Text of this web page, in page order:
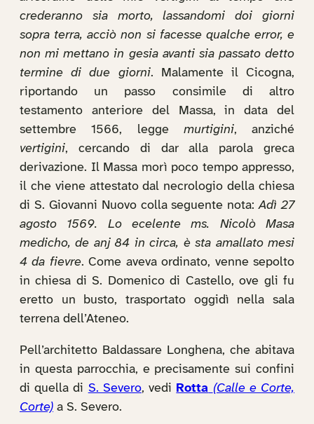
crederanno sia morto, lassandomi doi giorni
sopra terra, acciò non si facesse qualche error, e
non mi mettano in gesia avanti sia passato detto
termine di due giorni. Malamente il Cicogna,
riportando un passo consimile di altro
testamento anteriore del Massa, in data del
settembre 1566, legge murtigini, anziché
vertigini, cercando di dar alla parola greca
derivazione. Il Massa morì poco tempo appresso,
il che viene attestato dal necrologio della chiesa
di S. Giovanni Nuovo colla seguente nota:Adì 27
agosto 1569. Lo ecelente ms. Nicolò Masa
medicho, de anj 84 in circa, è sta amallato mesi
4 da fievre. Come aveva ordinato, venne sepolto
in chiesa di S. Domenico di Castello, ove gli fu
eretto un busto, trasportato oggidì nella sala
terrena dell’Ateneo.
Pell’architetto Baldassare Longhena, che abitava
in questa parrocchia, e precisamente sui confini
di quella di S. Severo, vedi Rotta (Calle e Corte,
Corte) a S. Severo.